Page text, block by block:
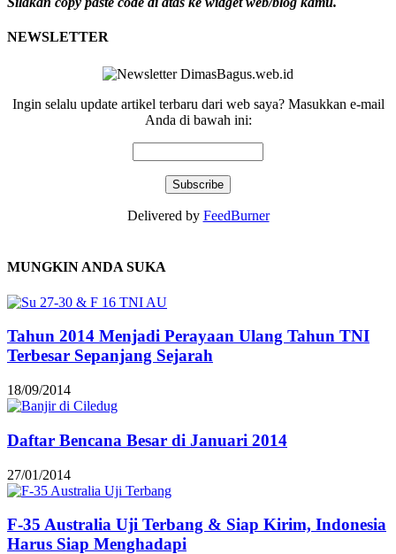
NEWSLETTER
Ingin selalu update artikel terbaru dari web saya? Masukkan e-mail
Anda di bawah ini:
Delivered by FeedBurner
MUNGKIN ANDA SUKA
Tahun 2014 Menjadi Perayaan Ulang Tahun TNI
Terbesar Sepanjang Sejarah
18/09/2014
Daftar Bencana Besar di Januari 2014
27/01/2014
F-35 Australia Uji Terbang & Siap Kirim, Indonesia
Harus Siap Menghadapi